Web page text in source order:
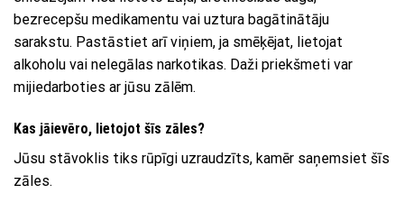
bezrecepšu medikamentu vai uztura bagātinātāju
sarakstu. Pastāstiet arī viņiem, ja smēķējat, lietojat
alkoholu vai nelegālas narkotikas. Daži priekšmeti var
mijiedarboties ar jūsu zālēm.
Kas jāievēro, lietojot šīs zāles?
Jūsu stāvoklis tiks rūpīgi uzraudzīts, kamēr saņemsiet šīs
zāles.